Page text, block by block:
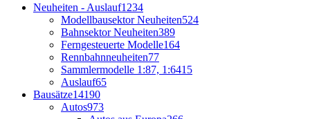
Neuheiten - Auslauf1234
Modellbausektor Neuheiten524
Bahnsektor Neuheiten389
Ferngesteuerte Modelle164
Rennbahnneuheiten77
Sammlermodelle 1:87, 1:6415
Auslauf65
Bausätze14190
Autos973